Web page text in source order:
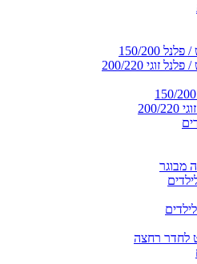
150/200
זוגי 200/220
220
מבוגר
לחדר רחצה